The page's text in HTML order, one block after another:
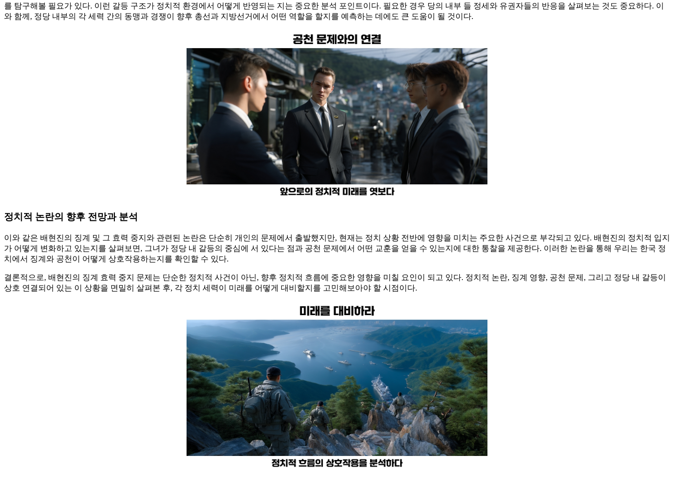
를 탐구해볼 필요가 있다. 이런 갈등 구조가 정치적 환경에서 어떻게 반영되는 지는 중요한 분석 포인트이다. 필요한 경우 당의 내부 들 정세와 유권자들의 반응을 살펴보는 것도 중요하다. 이
와 함께, 정당 내부의 각 세력 간의 동맹과 경쟁이 향후 총선과 지방선거에서 어떤 역할을 할지를 예측하는 데에도 큰 도움이 될 것이다.
정치적 논란의 향후 전망과 분석
이와 같은 배현진의 징계 및 그 효력 중지와 관련된 논란은 단순히 개인의 문제에서 출발했지만, 현재는 정치 상황 전반에 영향을 미치는 주요한 사건으로 부각되고 있다. 배현진의 정치적 입지
가 어떻게 변화하고 있는지를 살펴보면, 그녀가 정당 내 갈등의 중심에 서 있다는 점과 공천 문제에서 어떤 교훈을 얻을 수 있는지에 대한 통찰을 제공한다. 이러한 논란을 통해 우리는 한국 정
치에서 징계와 공천이 어떻게 상호작용하는지를 확인할 수 있다.
결론적으로, 배현진의 징계 효력 중지 문제는 단순한 정치적 사건이 아닌, 향후 정치적 흐름에 중요한 영향을 미칠 요인이 되고 있다. 정치적 논란, 징계 영향, 공천 문제, 그리고 정당 내 갈등이
상호 연결되어 있는 이 상황을 면밀히 살펴본 후, 각 정치 세력이 미래를 어떻게 대비할지를 고민해보아야 할 시점이다.